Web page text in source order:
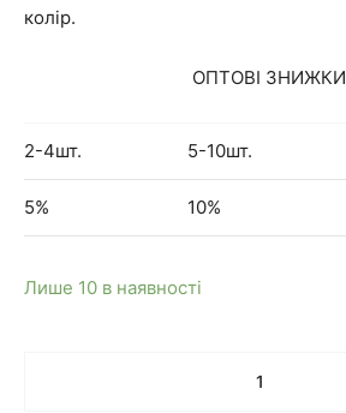
л
ь
н
ц
колір.
ОПТОВІ ЗНИЖКИ
2-4шт. 5-10шт.
5% 10%
Лише 10 в наявності